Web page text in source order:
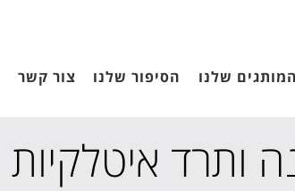
המותגים שלנו הסיפור שלנו צור קשר
ותרד איטלקיות